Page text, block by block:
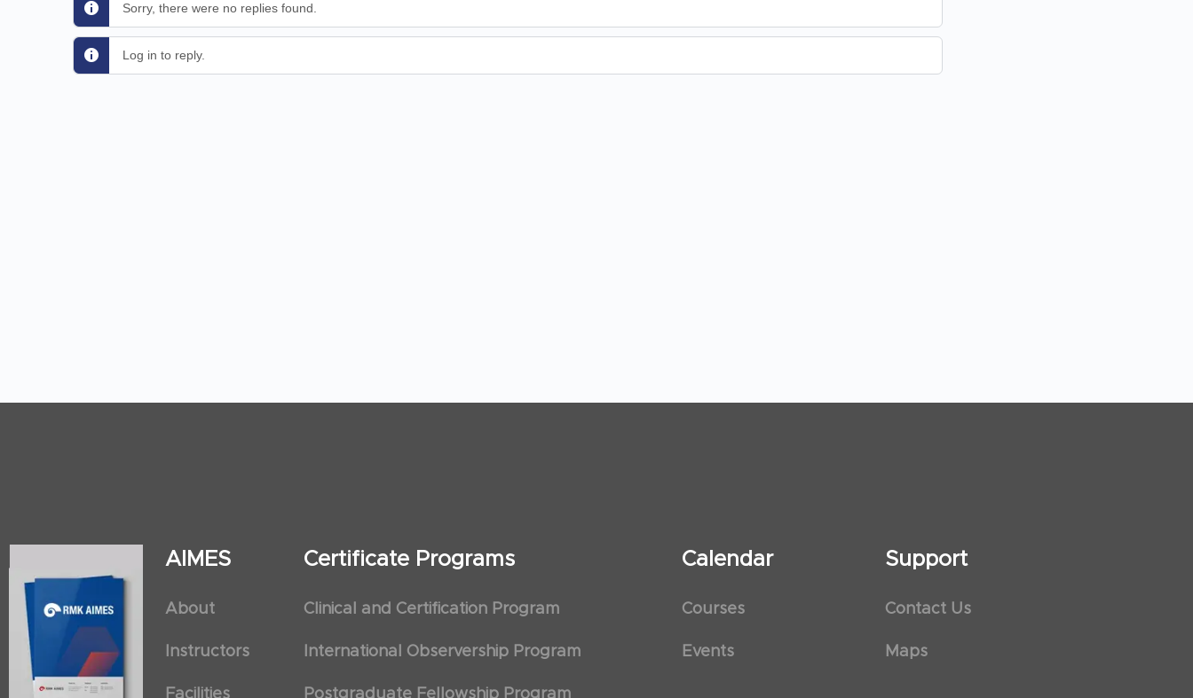
Sorry, there were no replies found.
Log in to reply.
AIMES
About
Instructors
Facilities
Certificate Programs
Clinical and Certification Program
International Observership Program
Postgraduate Fellowship Program
Calendar
Courses
Events
Support
Contact Us
Maps